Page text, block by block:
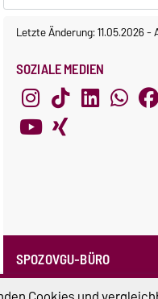
Letzte Änderung: 11.05.2026-
SOZIALE MEDIEN
SPOZOVGU-BÜRO
Sprechzeiten